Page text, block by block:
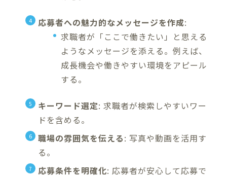
応募者への魅力的なメッセージを作成:
求職者が「ここで働きたい」と思える
ようなメッセージを添える。例えば、
成長機会や働きやすい環境をアピール
する。
キーワード選定: 求職者が検索しやすいワー
ドを含める。
職場の雰囲気を伝える: 写真や動画を活用す
る。
応募条件を明確化: 応募者が安心して応募で